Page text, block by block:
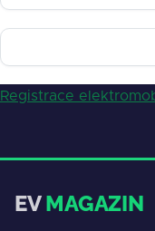
Registrace
EVMAGAZIN